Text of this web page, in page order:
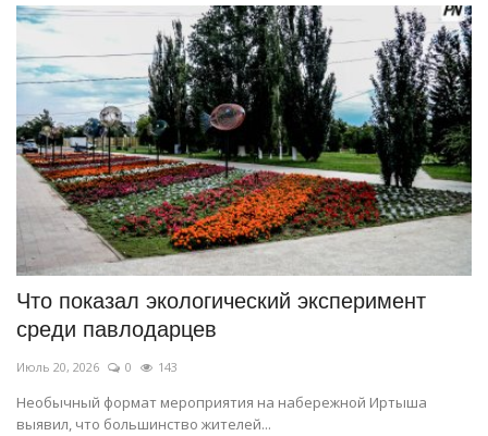
Что показал экологический эксперимент
среди павлодарцев
Июль 20, 2026 0 143
Необычный формат мероприятия на набережной Иртыша
выявил, что большинство жителей...